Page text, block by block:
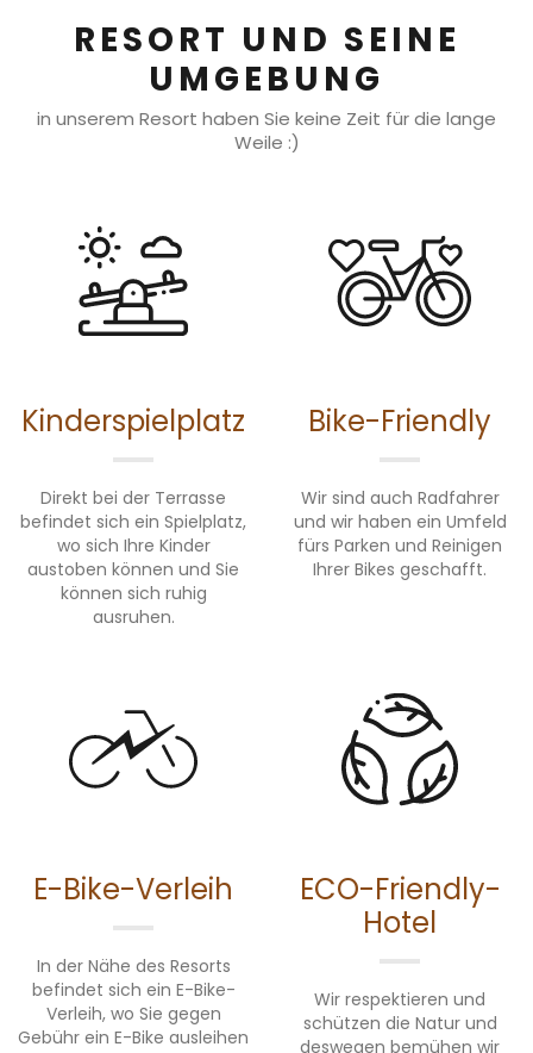
RESORT UND SEINE
UMGEBUNG
in unserem Resort haben Sie keine Zeit für die lange
Weile :)
Kinderspielplatz
Direkt bei der Terrasse
befindet sich ein Spielplatz,
wo sich Ihre Kinder
austoben können und Sie
können sich ruhig
ausruhen.
Bike-Friendly
Wir sind auch Radfahrer
und wir haben ein Umfeld
fürs Parken und Reinigen
Ihrer Bikes geschafft.
E-Bike-Verleih
In der Nähe des Resorts
befindet sich ein E-Bike-
Verleih, wo Sie gegen
Gebühr ein E-Bike ausleihen
ECO-Friendly-
Hotel
Wir respektieren und
schützen die Natur und
deswegen bemühen wir